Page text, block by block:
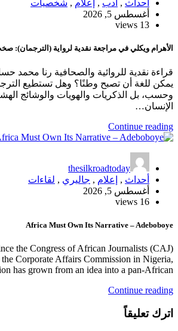
أحداث , أدب , إعلام , شخصيات
أغسطس 5, 2026
13 views
الأهرام ويكلي في مراجعة نقدية لرواية (الترجمان):
قراءة نقدية للروائية والصحافية رنا محمد
يمكن للغة أن تصبح وطنًا؟ وهل تستطيع
وحسب، بل الذكريات والهويات والوشائج
الإنسان…
Continue reading
thesilkroadtoday
أحداث , إعلام , جاليري , لقاءات
أغسطس 5, 2026
16 views
Africa Must Own Its Narrative – Adeboboye
the Congress of African Journalists (CAJ)
Corporate Affairs Commission in Nigeria,
has grown from an idea into a pan-African…
Continue reading
اترك تعليقاً